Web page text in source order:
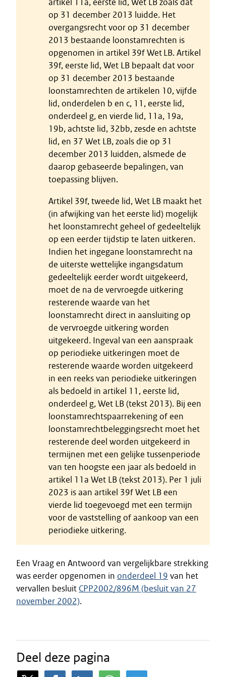
artikel 11a, eerste lid, Wet LB zoals dat
op 31 december 2013 luidde. Het
overgangsrecht voor op 31 december
2013 bestaande loonstamrechten is
opgenomen in artikel 39f Wet LB. Artikel
39f, eerste lid, Wet LB bepaalt dat voor
op 31 december 2013 bestaande
loonstamrechten de artikelen 10, vijfde
lid, onderdelen b en c, 11, eerste lid,
onderdeel g, en vierde lid, 11a, 19a,
19b, achtste lid, 32bb, zesde en achtste
lid, en 37 Wet LB, zoals die op 31
december 2013 luidden, alsmede de
daarop gebaseerde bepalingen, van
toepassing blijven.
Artikel 39f, tweede lid, Wet LB maakt het
(in afwijking van het eerste lid) mogelijk
het loonstamrecht geheel of gedeeltelijk
op een eerder tijdstip te laten uitkeren.
Indien het ingegane loonstamrecht na
de uiterste wettelijke ingangsdatum
gedeeltelijk eerder wordt uitgekeerd,
moet de na de vervroegde uitkering
resterende waarde van het
loonstamrecht direct in aansluiting op
de vervroegde uitkering worden
uitgekeerd. Ingeval van een aanspraak
op periodieke uitkeringen moet de
resterende waarde worden uitgekeerd
in een reeks van periodieke uitkeringen
als bedoeld in artikel 11, eerste lid,
onderdeel g, Wet LB (tekst 2013). Bij een
loonstamrechtspaarrekening of een
loonstamrechtbeleggingsrecht moet het
resterende deel worden uitgekeerd in
termijnen met een gelijke tussenperiode
van ten hoogste een jaar als bedoeld in
artikel 11a Wet LB (tekst 2013). Per 1 juli
2023 is aan artikel 39f Wet LB een
vierde lid toegevoegd met een termijn
voor de vaststelling of aankoop van een
periodieke uitkering.
Een Vraag en Antwoord van vergelijkbare strekking
was eerder opgenomen in onderdeel 19 van het
vervallen besluit CPP2002/896M (besluit van 27
november 2002).
Deel deze pagina